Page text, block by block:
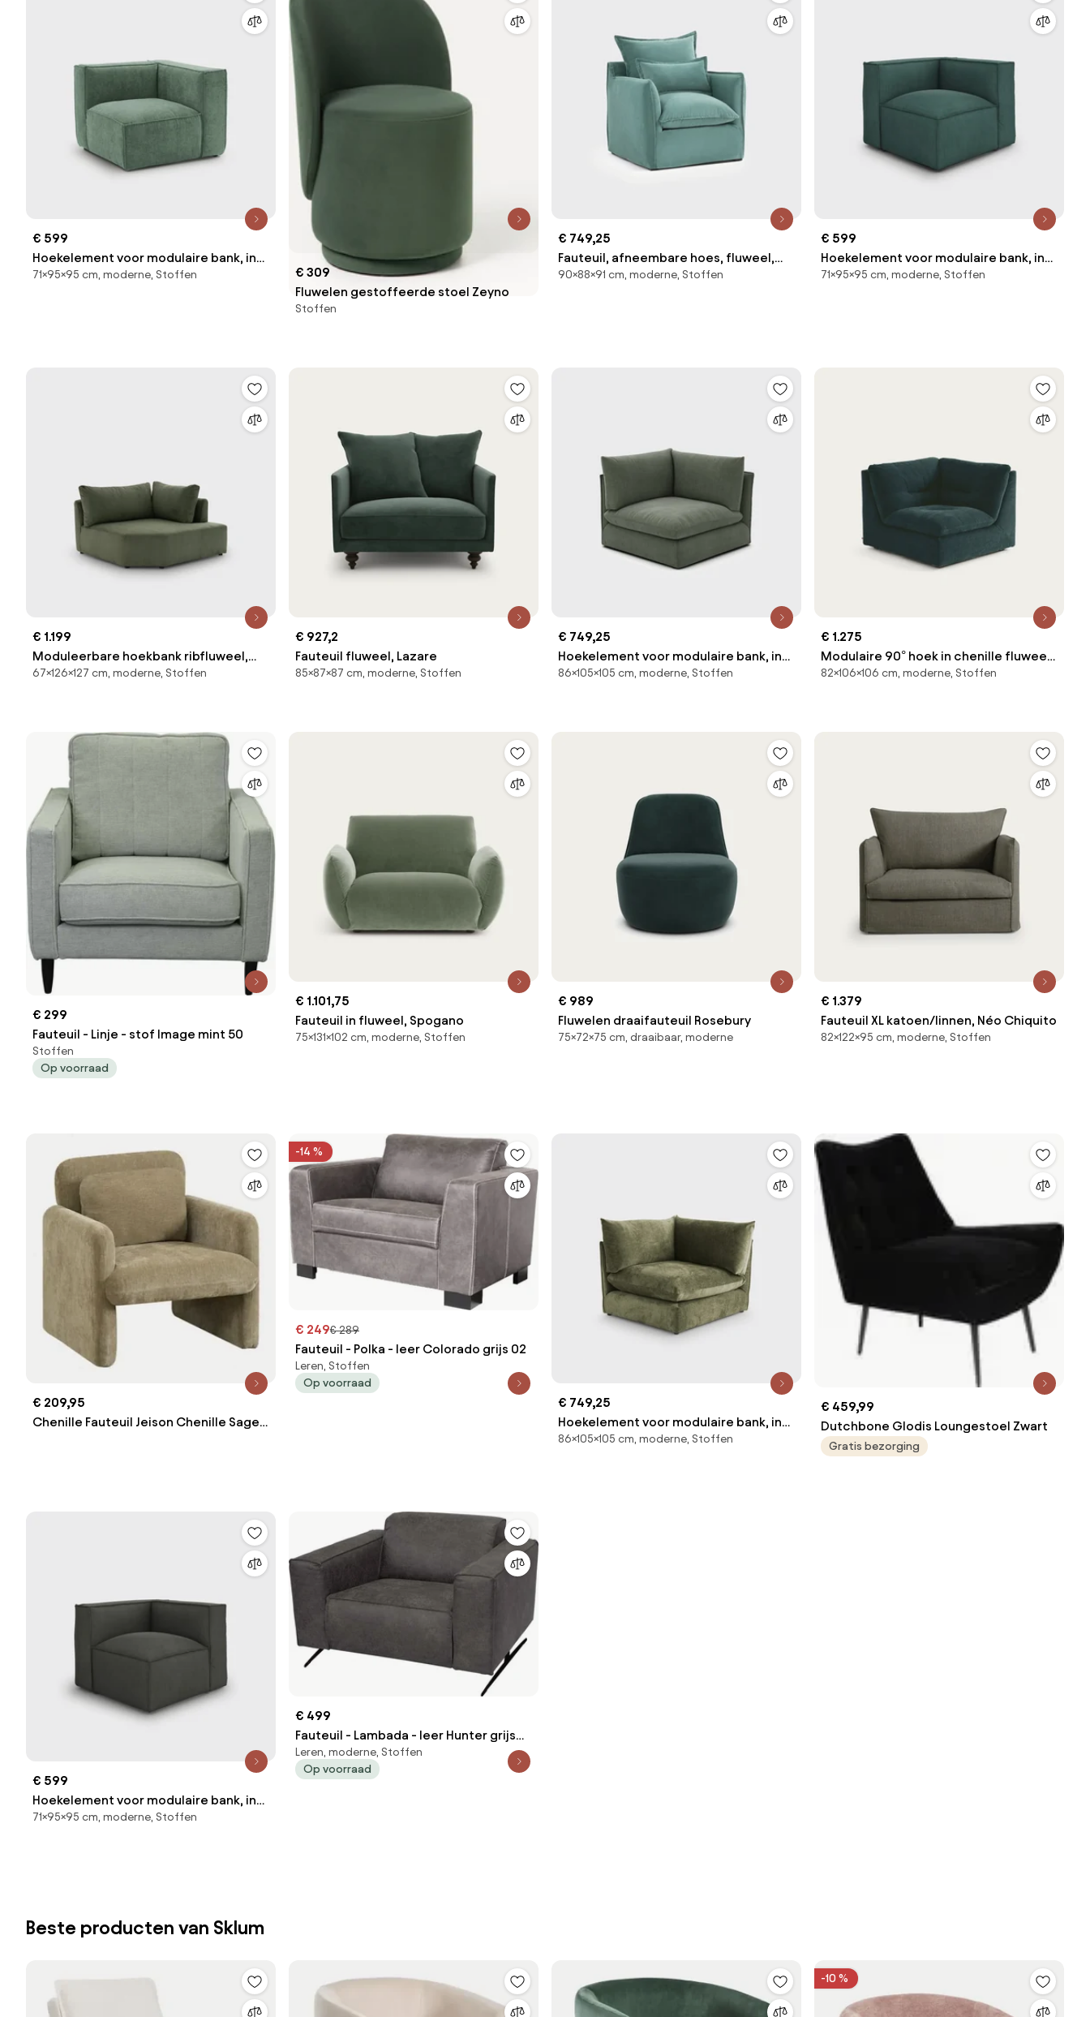
€ 599
Hoekelement voor modulaire bank, in
fluweel met structuur, Seven
71×95×95 cm, moderne, Stoffen
€ 309
Fluwelen gestoffeerde stoel Zeyno
Stoffen
€ 749,25
Fauteuil, afneembare hoes, fluweel,
ODNA
90×88×91 cm, moderne, Stoffen
€ 599
Hoekelement voor modulaire bank, in
ribfluweel, Seven
71×95×95 cm, moderne, Stoffen
€ 1.199
Moduleerbare hoekbank ribfluweel,
Monica
67×126×127 cm, moderne, Stoffen
€ 927,2
Fauteuil fluweel, Lazare
85×87×87 cm, moderne, Stoffen
€ 749,25
Hoekelement voor modulaire bank, in
gestructureerde stof, Malo
86×105×105 cm, moderne, Stoffen
€ 1.275
Modulaire 90° hoek in chenille fluweel,
GIULIANO
82×106×106 cm, moderne, Stoffen
€ 299
Fauteuil - Linje - stof Image mint 50
Stoffen
Op voorraad
€ 1.101,75
Fauteuil in fluweel, Spogano
75×131×102 cm, moderne, Stoffen
€ 989
Fluwelen draaifauteuil Rosebury
75×72×75 cm, draaibaar, moderne
€ 1.379
Fauteuil XL katoen/linnen, Néo Chiquito
82×122×95 cm, moderne, Stoffen
€ 209,95
Chenille Fauteuil Jeison Chenille Sage
-14 %
€ 249€ 289
Fauteuil - Polka - leer Colorado grijs 02
Leren, Stoffen
Op voorraad
€ 749,25
Hoekelement voor modulaire bank, in
structuurfluweel, Malo
86×105×105 cm, moderne, Stoffen
€ 459,99
Dutchbone Glodis Loungestoel Zwart
Gratis bezorging
€ 599
Hoekelement voor modulaire bank, in
ribfluweel, Seven
71×95×95 cm, moderne, Stoffen
€ 499
Fauteuil - Lambada - leer Hunter grijs
104
Leren, moderne, Stoffen
Op voorraad
Beste producten van Sklum
-10 %